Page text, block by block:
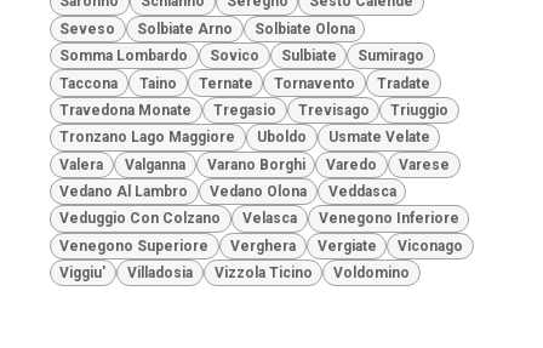
Seveso
Solbiate Arno
Solbiate Olona
Somma Lombardo
Sovico Sulbiate
Sumirago
Taccona
Taino Ternate Tornavento
Tradate
Travedona Monate
Tregasio Trevisago
Triuggio
Tronzano Lago Maggiore
Uboldo
Usmate Velate
Valera
Valganna Varano Borghi Varedo
Varese
Vedano Al Lambro
Vedano Olona
Veddasca
Veduggio Con Colzano
Velasca
Venegono Inferiore
Venegono Superiore
Verghera Vergiate
Viconago
Viggiu'
Villadosia Vizzola Ticino Voldomino